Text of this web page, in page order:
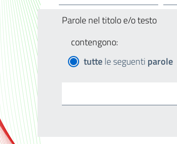
Parole nel titolo e/o testo
contengono:
tuttele seguenti parole